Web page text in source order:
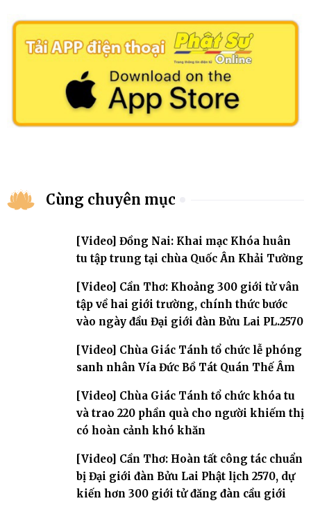
Cùng chuyên mục
[Video] Đồng Nai: Khai mạc Khóa huân
tu tập trung tại chùa Quốc Ân Khải Tường
[Video] Cần Thơ: Khoảng 300 giới tử vân
tập về hai giới trường, chính thức bước
vào ngày đầu Đại giới đàn Bửu Lai PL.2570
[Video] Chùa Giác Tánh tổ chức lễ phóng
sanh nhân Vía Đức Bồ Tát Quán Thế Âm
[Video] Chùa Giác Tánh tổ chức khóa tu
và trao 220 phần quà cho người khiếm thị
có hoàn cảnh khó khăn
[Video] Cần Thơ: Hoàn tất công tác chuẩn
bị Đại giới đàn Bửu Lai Phật lịch 2570, dự
kiến hơn 300 giới tử đăng đàn cầu giới